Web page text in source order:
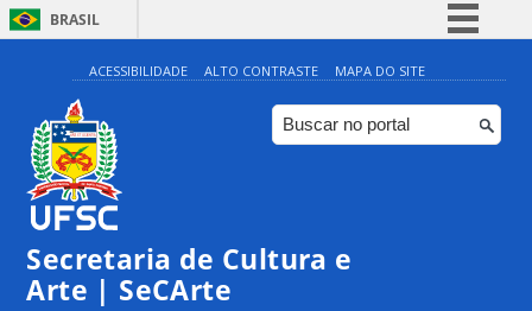
BRASIL
Simplifique!
Comunica BR
Participe
ACESSIBILIDADE ALTO CONTRASTE MAPA DO SITE
Secretaria de Cultura e
Arte | SeCArte